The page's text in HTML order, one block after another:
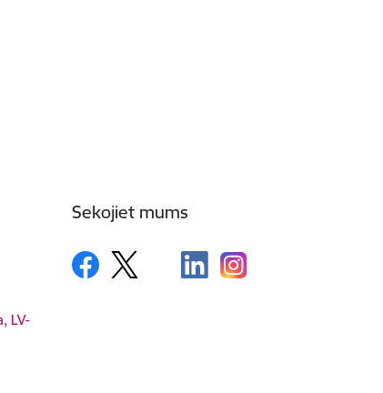
LV-
Sekojiet mums